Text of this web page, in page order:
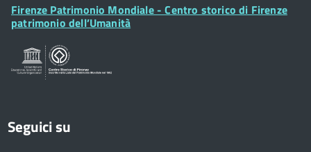
Posta Elettronica Certificata
Footer
Widget
Firenze Patrimonio Mondiale - Centro storico di Firenze
patrimonio dell’Umanità
Seguici su